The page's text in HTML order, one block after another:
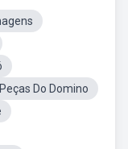
Do Domino